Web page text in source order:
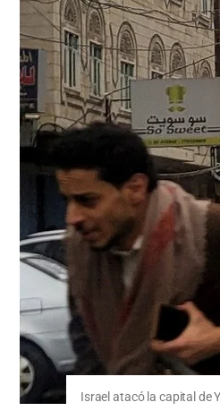
Israel atacó la capital de